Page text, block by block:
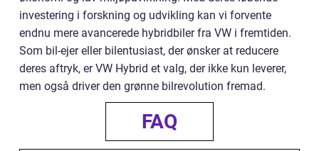
investering i forskning og udvikling kan vi forvente
endnu mere avancerede hybridbiler fra VW i fremtiden.
Som bil-ejer eller bilentusiast, der ønsker at reducere
deres aftryk, er VW Hybrid et valg, der ikke kun leverer,
men også driver den grønne bilrevolution fremad.
FAQ